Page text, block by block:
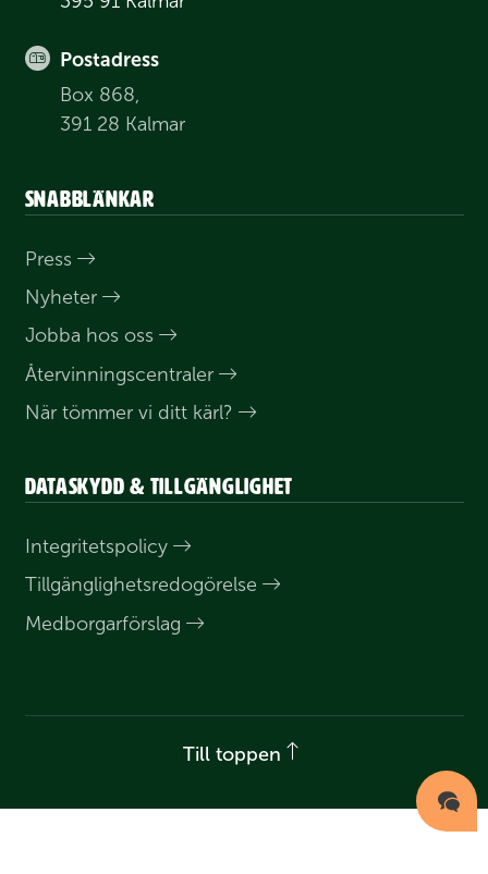
Postadress
Box 868,
391 28 Kalmar
Snabblänkar
Press
Nyheter
Jobba hos oss
Åter­vinnings­centraler
När tömmer vi ditt kärl?
Dataskydd & tillgänglighet
Integritets­policy
Till­gänglighets­redogörelse
Medborgar­förslag
Till toppen